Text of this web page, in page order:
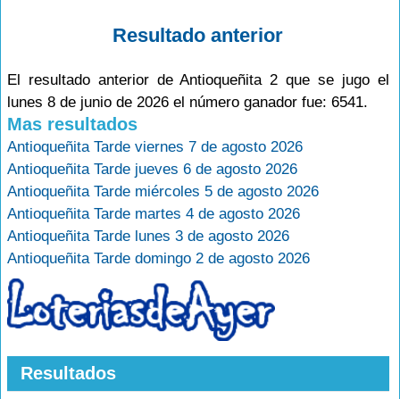
Resultado anterior
El resultado anterior de Antioqueñita 2 que se jugo el
lunes 8 de junio de 2026 el número ganador fue: 6541.
Mas resultados
Antioqueñita Tarde viernes 7 de agosto 2026
Antioqueñita Tarde jueves 6 de agosto 2026
Antioqueñita Tarde miércoles 5 de agosto 2026
Antioqueñita Tarde martes 4 de agosto 2026
Antioqueñita Tarde lunes 3 de agosto 2026
Antioqueñita Tarde domingo 2 de agosto 2026
Resultados